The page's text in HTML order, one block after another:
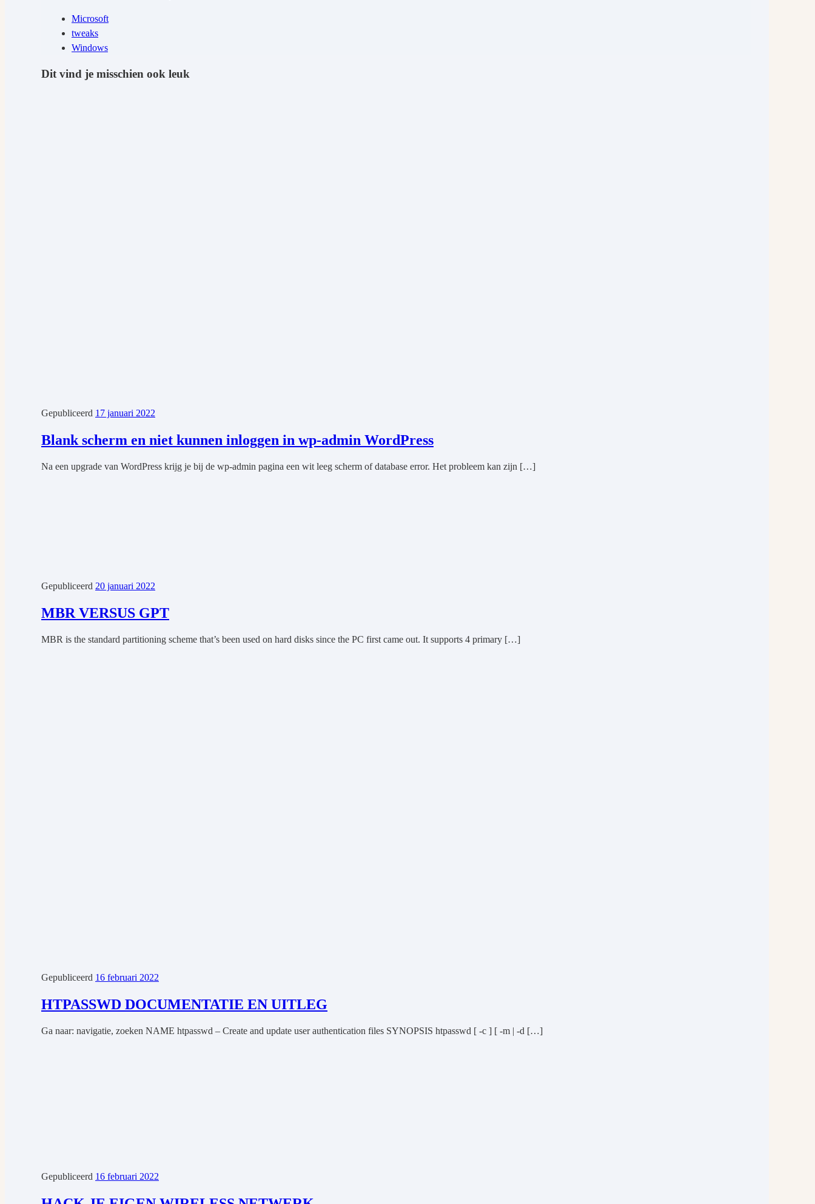
Microsoft
tweaks
Windows
Dit vind je misschien ook leuk
Gepubliceerd 17 januari 2022
Blank scherm en niet kunnen inloggen in wp-admin WordPress
Na een upgrade van WordPress krijg je bij de wp-admin pagina een wit leeg scherm of database error. Het probleem kan zijn […]
Gepubliceerd 20 januari 2022
MBR VERSUS GPT
MBR is the standard partitioning scheme that’s been used on hard disks since the PC first came out. It supports 4 primary […]
Gepubliceerd 16 februari 2022
HTPASSWD DOCUMENTATIE EN UITLEG
Ga naar: navigatie, zoeken NAME htpasswd – Create and update user authentication files SYNOPSIS htpasswd [ -c ] [ -m | -d […]
Gepubliceerd 16 februari 2022